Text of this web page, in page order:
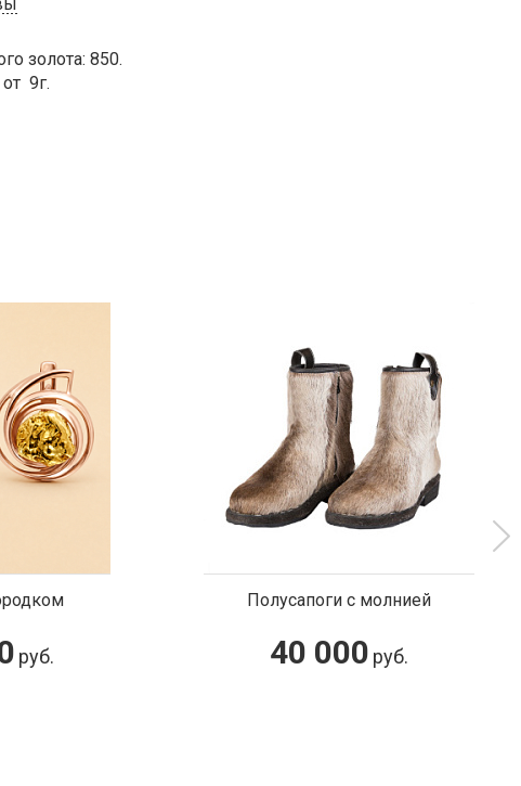
золота: 850.
9г.
молнией
руб.
Кольцо золотое с самородками
320 800руб.